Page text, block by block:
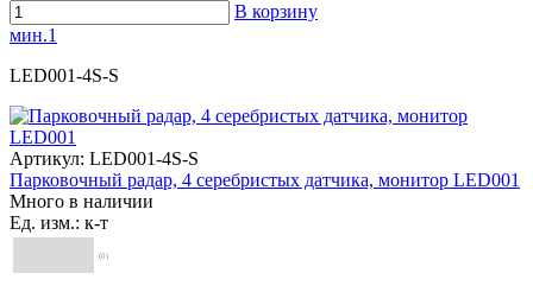
В корзину
мин.1
LED001-4S-S
Артикул: LED001-4S-S
Парковочный радар, 4 серебристых датчика, монитор LED001
Много в наличии
Ед. изм.: к-т
(0)